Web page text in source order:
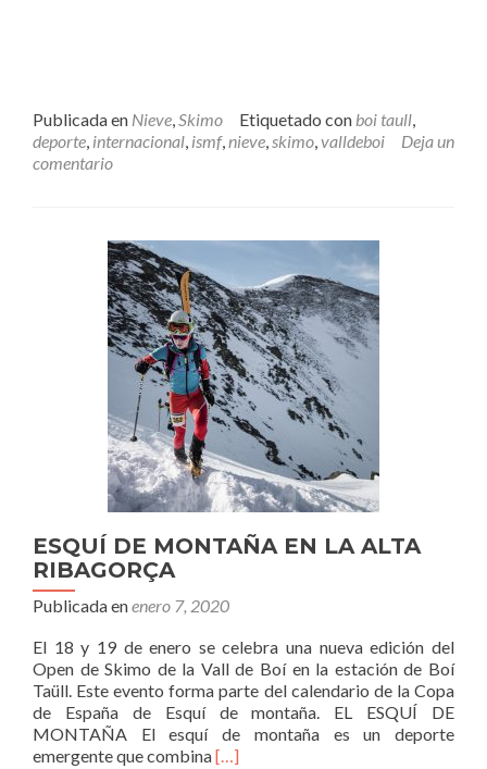
Publicada en Nieve,Skimo Etiquetado con boi taull,
deporte, internacional, ismf,nieve,skimo,valldeboi
Deja un
comentario
ESQUÍ DE MONTAÑA EN LA ALTA
RIBAGORÇA
Publicada enenero 7, 2020
El 18 y 19 de enero se celebra una nueva edición del
Open de Skimo de la Vall de Boí en la estación de Boí
Taüll. Este evento forma parte del calendario de la Copa
de España de Esquí de montaña. EL ESQUÍ DE
MONTAÑA El esquí de montaña es un deporte
emergente que combinaLeer
[…]